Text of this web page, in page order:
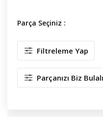
Parça Seçiniz :
Filtreleme Yap
Parçanızı Biz